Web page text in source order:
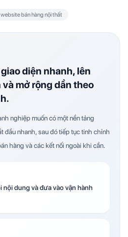
bán hàng nội thất
diện nhanh, lên
mở rộng dần theo
nghiệp muốn có một nền tảng
đầu nhanh, sau đó tiếp tục tinh chỉnh
hàng và các kết nối ngoài khi cần.
nội dung và đưa vào vận hành